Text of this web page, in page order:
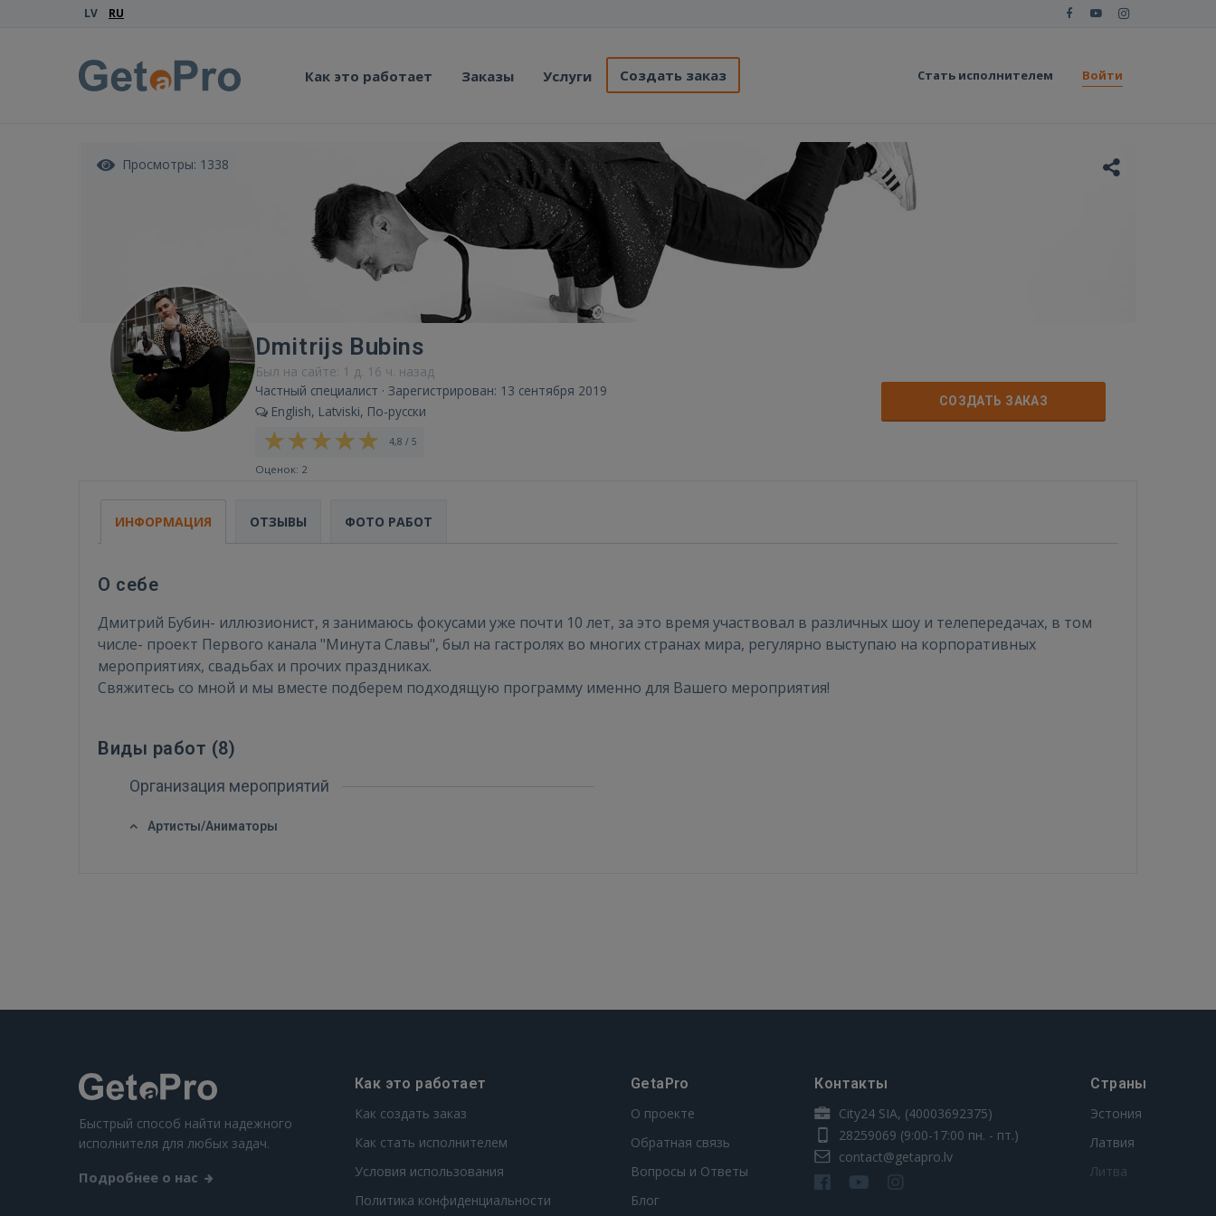
LV RU
Как это работает Заказы Услуги Создать заказ Стать исполнителем Войти
Войти
ВОЙТИ
FACEBOOK
Просмотры: 1338
Dmitrijs Bubins
Был на сайте: 1 д. 16 ч. назад
Частный специалист · Зарегистрирован: 13 сентября 2019
English, Latviski, По-русски
4,8 / 5
Оценок: 2
СОЗДАТЬ ЗАКАЗ
ИНФОРМАЦИЯ ОТЗЫВЫ ФОТО РАБОТ
О себе
Дмитрий Бубин- иллюзионист, я занимаюсь фокусами уже почти 10 лет, за это время участвовал в различных шоу и телепередачах, в том
числе- проект Первого канала "Минута Славы", был на гастролях во многих странах мира, регулярно выступаю на корпоративных
мероприятиях, свадьбах и прочих праздниках.
Свяжитесь со мной и мы вместе подберем подходящую программу именно для Вашего мероприятия!
Виды работ (8)
Организация мероприятий
Артисты/Аниматоры
Быстрый способ найти надежного
исполнителя для любых задач.
Подробнее о нас
Как это работает
Как создать заказ
Как стать исполнителем
Условия использования
Политика конфиденциальности
GetaPro
О проекте
Обратная связь
Вопросы и Ответы
Блог
Контакты
City24 SIA, (40003692375)
28259069 (9:00-17:00 пн. - пт.)
contact@getapro.lv
Страны
Эстония
Латвия
Литва